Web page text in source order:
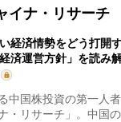
イナ・リサーチ
経済情勢をどう打開
済運営方針」を読み
中国株投資の第一人
・リサーチ」。中国